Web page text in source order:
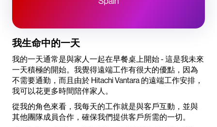
我生命中的一天
我的一天通常是與家人一起在早餐桌上開始 - 這是我未來
一天積極的開始。我覺得遠端工作有很大的優點，因為
不需要通勤，而且由於 Hitachi Vantara 的遠端工作安排，
我可以花更多時間陪伴家人。
從我的角色來看，我每天的工作就是與客戶互動，並與
其他團隊成員合作，確保我們提供客戶所需的一切。